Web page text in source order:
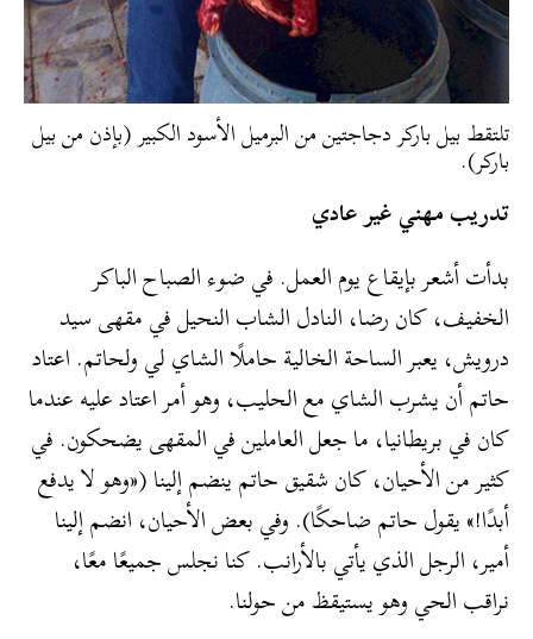
تلتقط بيل باركر دجاجتين من البرميل الأسود الكبير (بإذن من بيل
باركر).
تدريب مهني غير عادي
بدأت أشعر بإيقاع يوم العمل. في ضوء الصباح الباكر
الخفيف، كان رضا، النادل الشاب النحيل في مقهى سيد
درويش، يعبر الساحة الخالية حاملًا الشاي لي ولحاتم. اعتاد
حاتم أن يشرب الشاي مع الحليب، وهو أمر اعتاد عليه عندما
كان في بريطانيا، ما جعل العاملين في المقهى يضحكون. في
كثير من الأحيان، كان شقيق حاتم ينضم إلينا («وهو لا يدفع
أبدًا!» يقول حاتم ضاحكًا). وفي بعض الأحيان، انضم إلينا
أمير، الرجل الذي يأتي بالأرانب. كنا نجلس جميعًا معًا،
نراقب الحي وهو يستيقظ من حولنا.